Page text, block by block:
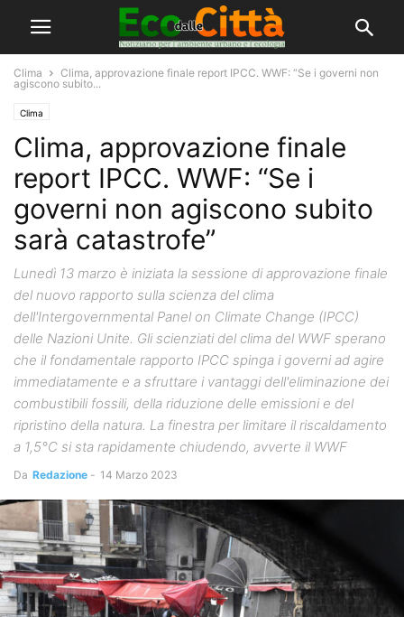
Clima
Clima, approvazione finale report IPCC. WWF: “Se i governi non
agiscono subito...
Clima
Clima, approvazione finale
report IPCC. WWF: “Se i
governi non agiscono subito
sarà catastrofe”
Lunedì 13 marzo è iniziata la sessione di approvazione finale
del nuovo rapporto sulla scienza del clima
dell'Intergovernmental Panel on Climate Change (IPCC)
delle Nazioni Unite. Gli scienziati del clima del WWF sperano
che il fondamentale rapporto IPCC spinga i governi ad agire
immediatamente e a sfruttare i vantaggi dell'eliminazione dei
combustibili fossili, della riduzione delle emissioni e del
ripristino della natura. La finestra per limitare il riscaldamento
a 1,5°C si sta rapidamente chiudendo, avverte il WWF
Da Redazione - 14 Marzo 2023